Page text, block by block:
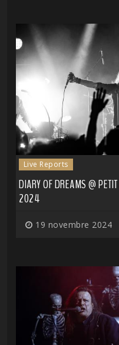
Live Reports
DIARY OF DREAMS @
2024
19 novembre 2024